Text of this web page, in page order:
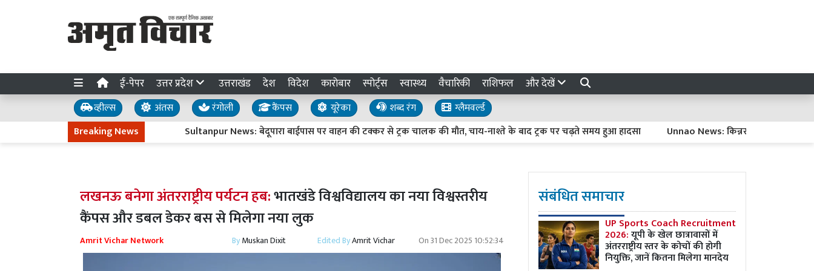
ई-पेपर उत्तर प्रदेश उत्तराखंड देश विदेश कारोबार स्पोर्ट्स स्वास्थ्य वैचारिकी राशिफल और देखें
व्हील्स अंतस रंगोली कैंपस यूरेका शब्द रंग
ग्लैमवर्ल्ड
Breaking News
Sultanpur News: बेदूपारा बाईपास पर वाहन की टक्कर से ट्रक चालक की मौत, चाय-नाश्ते के बाद ट्रक पर चढ़ते समय हुआ हादसा Unnao News: किन्नर के घर में देर रात
लखनऊ बनेगा अंतरराष्ट्रीय पर्यटन हब:भातखंडे विश्वविद्यालय का नया विश्वस्तरीय
कैंपस और डबल डेकर बस से मिलेगा नया लुक
Amrit Vichar Network ByMuskan Dixit Edited ByAmrit Vichar On31 Dec 2025 10:52:34
संबंधित समाचार
UP Sports Coach Recruitment
2026:यूपी के खेल छात्रावासों में
अंतरराष्ट्रीय स्तर के कोचों की होगी
नियुक्ति, जानें कितना मिलेगा मानदेय